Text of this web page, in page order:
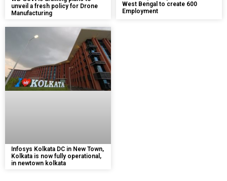
unveil a fresh policy for Drone
Manufacturing
West Bengal to create 600
Employment
Infosys Kolkata DC in New Town,
Kolkata is now fully operational,
in newtown kolkata